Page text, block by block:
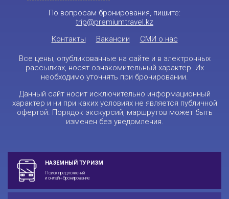
По вопросам бронирования, пишите:
trip@premiumtravel.kz
Контакты
Вакансии СМИ о нас
Все цены, опубликованные на сайте и в электронных
рассылках, носят ознакомительный характер. Их
необходимо уточнять при бронировании.
Данный сайт носит исключительно информационный
характер и ни при каких условиях не является публичной
офертой. Порядок экскурсий, маршрутов может быть
изменен без уведомления.
НАЗЕМНЫЙ ТУРИЗМ
Поиск предложений
и онлайн-бронирование